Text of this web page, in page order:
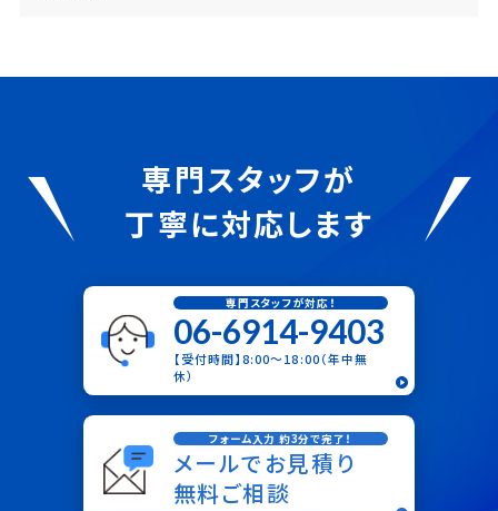
専門スタッフが
丁寧に対応します
専門スタッフが対応！
06-6914-9403
【受付時間】8:00〜18:00（年中無
休）
フォーム入力 約3分で完了！
メールでお見積り
無料ご相談